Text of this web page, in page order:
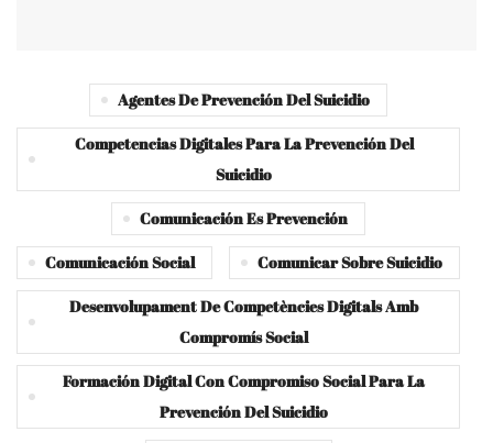
Agentes De Prevención Del Suicidio
Competencias Digitales Para La Prevención Del
Suicidio
Comunicación Es Prevención
Comunicación Social Comunicar Sobre Suicidio
Desenvolupament De Competències Digitals Amb
Compromís Social
Formación Digital Con Compromiso Social Para La
Prevención Del Suicidio